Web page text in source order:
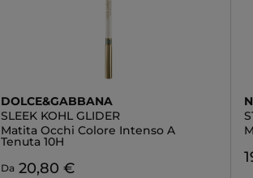
DOLCE&GABBANA
SLEEK KOHL GLIDER
Matita Occhi Colore Intenso A
Tenuta 10H
Da 20,80 €